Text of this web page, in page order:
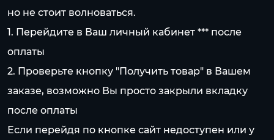
но не стоит волноваться.
1. Перейдите в Ваш личный кабинет *** после
оплаты
2. Проверьте кнопку "Получить товар" в Вашем
заказе, возможно Вы просто закрыли вкладку
после оплаты
Если перейдя по кнопке сайт недоступен или у